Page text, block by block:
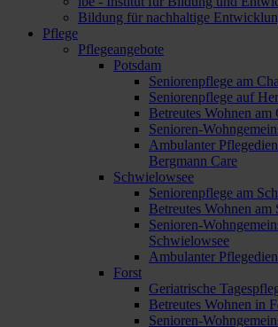
Bildung für nachhaltige
Pflege
Pflegeangebote
Potsdam
Seniorenpflege am
Seniorenpflege auf
Betreutes Wohnen am
Senioren-
Ambulanter
Bergmann Care
Schwielowsee
Seniorenpflege am
Betreutes Wohnen am
Senioren-
Schwielowsee
Ambulanter
Forst
Geriatrische
Betreutes Wohnen in
Senioren-